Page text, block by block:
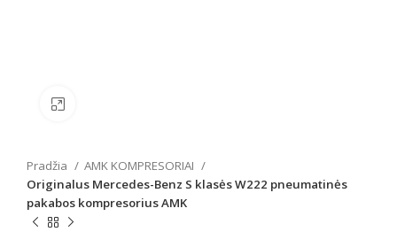
Pradžia
AMK KOMPRESORIAI
Originalus Mercedes-Benz S klasės W222 pneumatinės
pakabos kompresorius AMK